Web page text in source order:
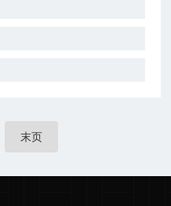
末页